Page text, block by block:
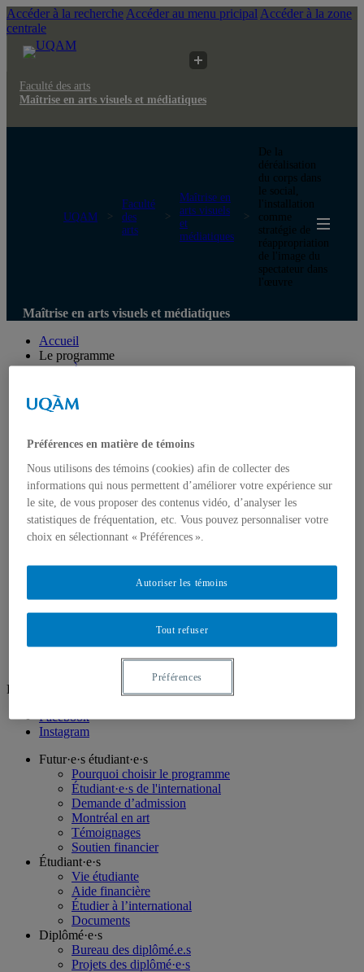
Accéder à la recherche Accéder au menu pricipal Accéder à la zone
centrale
Faculté des arts
Maîtrise en arts visuels et médiatiques
UQAM
Faculté
des
arts
Maîtrise en
arts visuels
et
médiatiques
De la
déréalisation
du corps dans
le social,
l'installation
comme
stratégie de
réappropriation
de l'image du
spectateur dans
l'œuvre
Maîtrise en arts visuels et médiatiques
Accueil
Le programme
À propos
Corps enseignant
Profils
Profil Recherche intervention
Unités de recherche
Groupes de recherche
Ateliers ouverts
Ateliers/Laboratoires
Espaces étudiants
Art d’impression
Photographie
Réseaux sociaux
Facebook
Instagram
Futur·e·s étudiant·e·s
Pourquoi choisir le programme
Étudiant·e·s de l'international
Demande d’admission
Montréal en art
Témoignages
Soutien financier
Étudiant·e·s
Vie étudiante
Aide financière
Étudier à l’international
Documents
Diplômé·e·s
Bureau des diplômé.e.s
Projets des diplômé·e·s
Préférences en matière de témoins
Nous utilisons des témoins (cookies) afin de collecter des
informations qui nous permettent d’améliorer votre expérience sur
le site, de vous proposer des contenus vidéo, d’analyser les
statistiques de fréquentation, etc. Vous pouvez personnaliser votre
choix en sélectionnant « Préférences ».
Tout refuser
Autoriser les témoins
Préférences